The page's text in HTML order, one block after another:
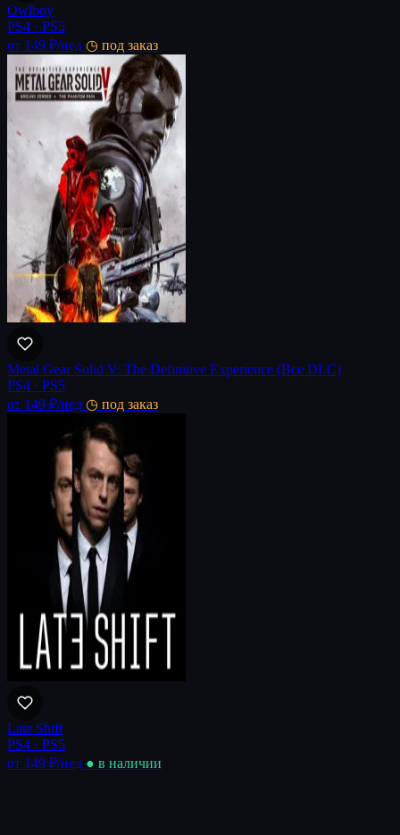
Owlboy
PS4 · PS5
от 149 ₽/нед ◷ под заказ
Metal Gear Solid V: The Definitive Experience (Все DLC)
PS4 · PS5
от 149 ₽/нед ◷ под заказ
Late Shift
PS4 · PS5
от 149 ₽/нед ● в наличии